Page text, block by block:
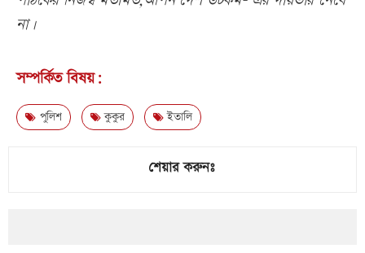
না।
সম্পর্কিত বিষয়:
পুলিশ কুকুর ইতালি
শেয়ার করুনঃ